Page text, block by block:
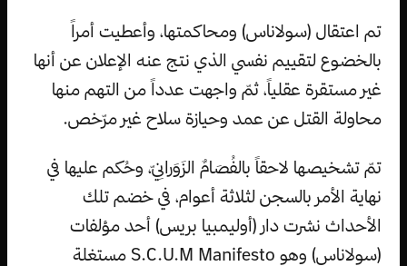
تم اعتقال (سولاناس) ومحاكمتها، وأعطيت أمراً
بالخضوع لتقييم نفسي الذي نتج عنه الإعلان عن أنها
غير مستقرة عقلياً، ثمّ واجهت عدداً من التهم منها
محاولة القتل عن عمد وحيازة سلاح غير مرّخص.
تمّ تشخيصها لاحقاً بالفُصَامٌ الزَوَرانِيّ، وحُكم عليها في
نهاية الأمر بالسجن لثلاثة أعوام، في خضم تلك
الأحداث نشرت دار (أوليمبيا بريس) أحد مؤلفات
(سولاناس) وهو S.C.U.M Manifesto مستغلة